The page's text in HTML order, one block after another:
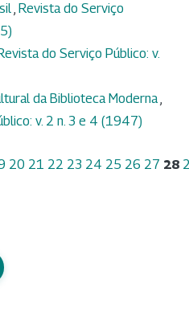
, Revista do Serviço
do Serviço Público: v.
da Biblioteca Moderna,
v. 2 n. 3 e 4 (1947)
20 21 22 23 24 25 26 27 28